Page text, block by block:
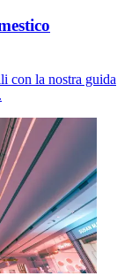
con la nostra guida